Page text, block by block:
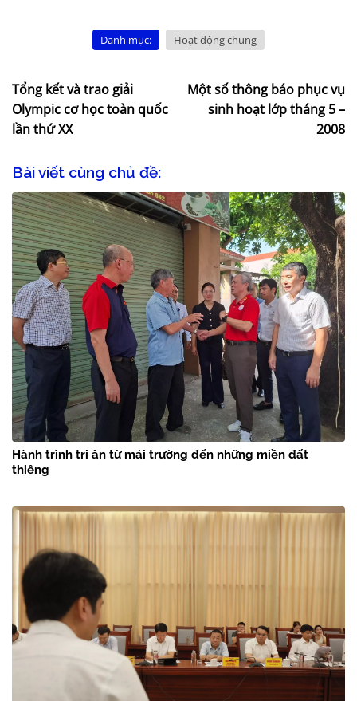
Danh mục: Hoạt động chung
Tổng kết và trao giải
Olympic cơ học toàn quốc
lần thứ XX
Một số thông báo phục vụ
sinh hoạt lớp tháng 5 –
2008
Bài viết cùng chủ đề:
Hành trình tri ân từ mái trường đến những miền đất
thiêng